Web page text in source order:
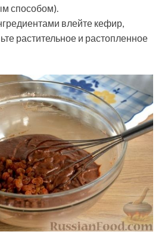
способом).
влейте кефир,
растительное и растопленное